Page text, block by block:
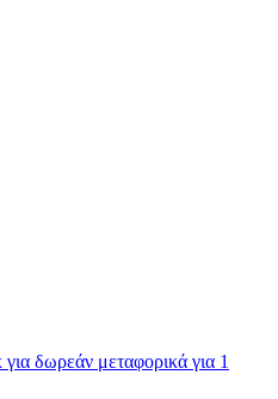
δωρεάν μεταφορικά για 1